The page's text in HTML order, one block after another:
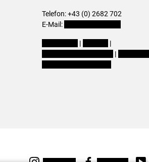
Telefon: +43 (0) 2682 702
E-Mail:
|
|
|